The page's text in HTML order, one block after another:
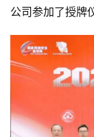
公司参加了授牌